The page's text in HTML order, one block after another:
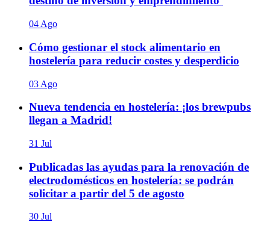
04 Ago
Cómo gestionar el stock alimentario en
hostelería para reducir costes y desperdicio
03 Ago
Nueva tendencia en hostelería: ¡los brewpubs
llegan a Madrid!
31 Jul
Publicadas las ayudas para la renovación de
electrodomésticos en hostelería: se podrán
solicitar a partir del 5 de agosto
30 Jul